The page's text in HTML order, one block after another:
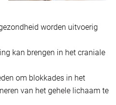
worden uitvoerig
kan brengen in het craniale
om blokkades in het
van het gehele lichaam te